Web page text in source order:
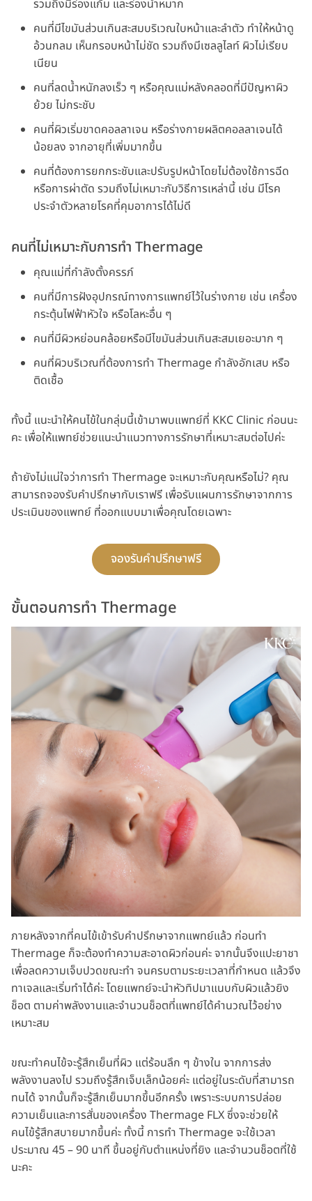
รวมถึงมีร่องแก้ม และร่องน้ำหมาก
คนที่มีไขมันส่วนเกินสะสมบริเวณใบหน้าและลำตัว ทำให้หน้าดู
อ้วนกลม เห็นกรอบหน้าไม่ชัด รวมถึงมีเซลลูไลท์ ผิวไม่เรียบ
เนียน
คนที่ลดน้ำหนักลงเร็ว ๆ หรือคุณแม่หลังคลอดที่มีปัญหาผิว
ย้วย ไม่กระชับ
คนที่ผิวเริ่มขาดคอลลาเจน หรือร่างกายผลิตคอลลาเจนได้
น้อยลง จากอายุที่เพิ่มมากขึ้น
คนที่ต้องการยกกระชับและปรับรูปหน้าโดยไม่ต้องใช้การฉีด
หรือการผ่าตัด รวมถึงไม่เหมาะกับวิธีการเหล่านี้ เช่น มีโรค
ประจำตัวหลายโรคที่คุมอาการได้ไม่ดี
คนที่ไม่เหมาะกับการทำ Thermage
คุณแม่ที่กำลังตั้งครรภ์
คนที่มีการฝังอุปกรณ์ทางการแพทย์ไว้ในร่างกาย เช่น เครื่อง
กระตุ้นไฟฟ้าหัวใจ หรือโลหะอื่น ๆ
คนที่มีผิวหย่อนคล้อยหรือมีไขมันส่วนเกินสะสมเยอะมาก ๆ
คนที่ผิวบริเวณที่ต้องการทำ Thermage กำลังอักเสบ หรือ
ติดเชื้อ
ทั้งนี้ แนะนำให้คนไข้ในกลุ่มนี้เข้ามาพบแพทย์ที่ KKC Clinic ก่อนนะ
คะ เพื่อให้แพทย์ช่วยแนะนำแนวทางการรักษาที่เหมาะสมต่อไปค่ะ
ถ้ายังไม่แน่ใจว่าการทำ Thermage จะเหมาะกับคุณหรือไม่? คุณ
สามารถจองรับคำปรึกษากับเราฟรี เพื่อรับแผนการรักษาจากการ
ประเมินของแพทย์ ที่ออกแบบมาเพื่อคุณโดยเฉพาะ
จองรับคำปรึกษาฟรี
ขั้นตอนการทำ Thermage
ภายหลังจากที่คนไข้เข้ารับคำปรึกษาจากแพทย์แล้ว ก่อนทำ
Thermage ก็จะต้องทำความสะอาดผิวก่อนค่ะ จากนั้นจึงแปะยาชา
เพื่อลดความเจ็บปวดขณะทำ จนครบตามระยะเวลาที่กำหนด แล้วจึง
ทาเจลและเริ่มทำได้ค่ะ โดยแพทย์จะนำหัวทิปมาแนบกับผิวแล้วยิง
ช็อต ตามค่าพลังงานและจำนวนช็อตที่แพทย์ได้คำนวณไว้อย่าง
เหมาะสม
ขณะทำคนไข้จะรู้สึกเย็นที่ผิว แต่ร้อนลึก ๆ ข้างใน จากการส่ง
พลังงานลงไป รวมถึงรู้สึกเจ็บเล็กน้อยค่ะ แต่อยู่ในระดับที่สามารถ
ทนได้ จากนั้นก็จะรู้สึกเย็นมากขึ้นอีกครั้ง เพราะระบบการปล่อย
ความเย็นและการสั่นของเครื่อง Thermage FLX ซึ่งจะช่วยให้
คนไข้รู้สึกสบายมากขึ้นค่ะ ทั้งนี้ การทำ Thermage จะใช้เวลา
ประมาณ 45 – 90 นาที ขึ้นอยู่กับตำแหน่งที่ยิง และจำนวนช็อตที่ใช้
นะคะ